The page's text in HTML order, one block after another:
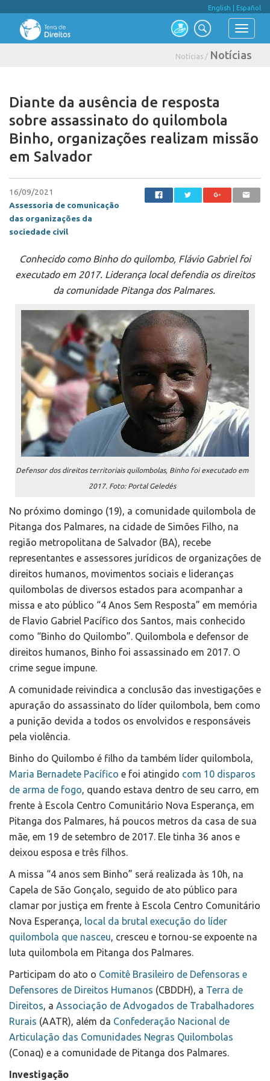
English Español
Notícias / Notícias
Diante da ausência de resposta
sobre assassinato do quilombola
Binho, organizações realizam missão
em Salvador
16/09/2021
Assessoria de comunicação
das organizações da
sociedade civil
Conhecido como Binho do quilombo, Flávio Gabriel foi
executado em 2017. Liderança local defendia os direitos
da comunidade Pitanga dos Palmares.
Defensor dos direitos territoriais quilombolas, Binho foi executado em
2017. Foto: Portal Geledés
No próximo domingo (19), a comunidade quilombola de
Pitanga dos Palmares, na cidade de Simões Filho, na
região metropolitana de Salvador (BA), recebe
representantes e assessores jurídicos de organizações de
direitos humanos, movimentos sociais e lideranças
quilombolas de diversos estados para acompanhar a
missa e ato público “4 Anos Sem Resposta” em memória
de Flavio Gabriel Pacífico dos Santos, mais conhecido
como “Binho do Quilombo”. Quilombola e defensor de
direitos humanos, Binho foi assassinado em 2017. O
crime segue impune.
A comunidade reivindica a conclusão das investigações e
apuração do assassinato do líder quilombola, bem como
a punição devida a todos os envolvidos e responsáveis
pela violência.
Binho do Quilombo é filho da também líder quilombola,
Maria Bernadete Pacífico e foi atingido com 10 disparos
de arma de fogo, quando estava dentro de seu carro, em
frente à Escola Centro Comunitário Nova Esperança, em
Pitanga dos Palmares, há poucos metros da casa de sua
mãe, em 19 de setembro de 2017. Ele tinha 36 anos e
deixou esposa e três filhos.
A missa “4 anos sem Binho” será realizada às 10h, na
Capela de São Gonçalo, seguido de ato público para
clamar por justiça em frente à Escola Centro Comunitário
Nova Esperança, local da brutal execução do líder
quilombola que nasceu, cresceu e tornou-se expoente na
luta quilombola em Pitanga dos Palmares.
Participam do ato o Comitê Brasileiro de Defensoras e
Defensores de Direitos Humanos (CBDDH), a Terra de
Direitos, a Associação de Advogados de Trabalhadores
Rurais (AATR), além da Confederação Nacional de
Articulação das Comunidades Negras Quilombolas
(Conaq) e a comunidade de Pitanga dos Palmares.
Investigação